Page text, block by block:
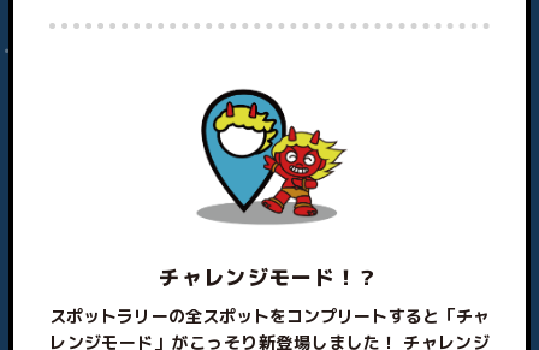
チャレンジモード！？
スポットラリーの全スポットをコンプリートすると「チャ
レンジモード」がこっそり新登場しました！ チャレンジ